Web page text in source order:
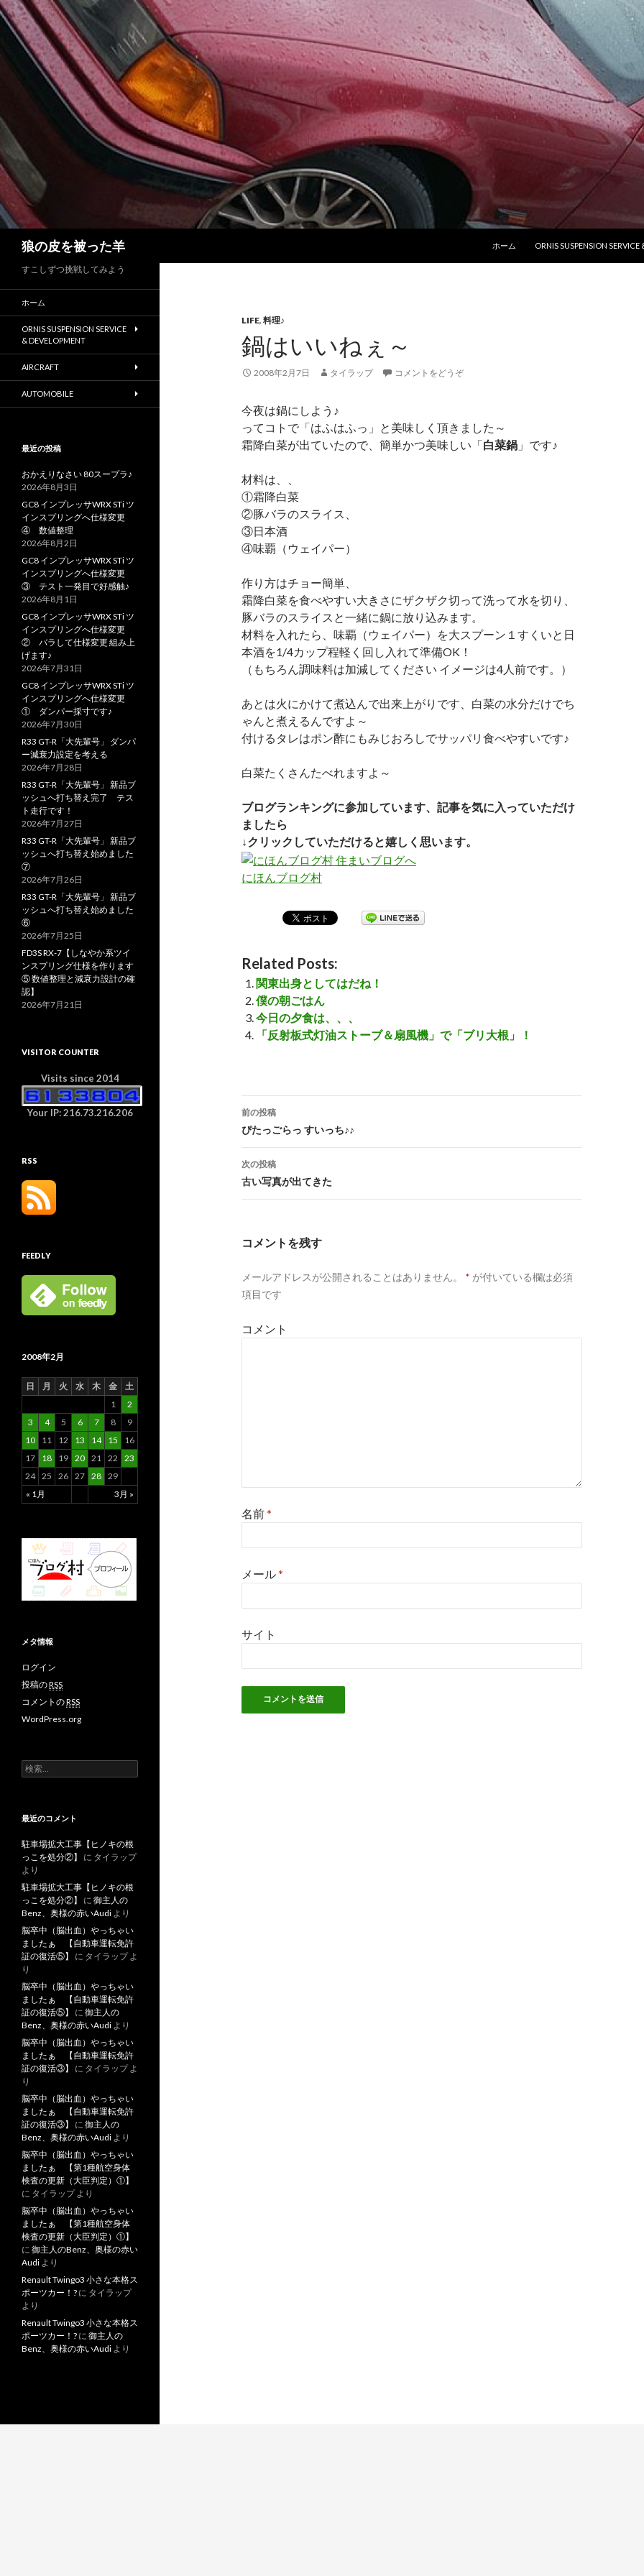
狼の皮を被った羊
ホーム
ORNIS SUSPENSION
LIFE, 料理♪
鍋はいいねぇ～
2008年2月7日 タイラップ コメントをどうぞ
今夜は鍋にしよう♪
ってコトで「はふはふっ」と美味しく頂きました～
霜降白菜が出ていたので、簡単かつ美味しい「白菜鍋 」です♪
材料は、、
①霜降白菜
②豚バラのスライス、
③日本酒
④味覇（ウェイパー）
作り方はチョー簡単、
霜降白菜を食べやすい大きさにザクザク切って洗って水を切り、
豚バラのスライスと一緒に鍋に放り込みます。
材料を入れたら、味覇（ウェイパー）を大スプーン１すくいと日
本酒を1/4カップ程軽く回し入れて準備OK！
（もちろん調味料は加減してください イメージは4人前です。）
あとは火にかけて煮込んで出来上がりです、白菜の水分だけでち
ゃんと煮えるんですよ～
付けるタレはポン酢にもみじおろしでサッパリ食べやすいです♪
白菜たくさんたべれますよ～
ブログランキングに参加しています、記事を気に入っていただけ
ましたら
↓クリックしていただけると嬉しく思います。
にほんブログ村
Related Posts:
関東出身としてはだね！
僕の朝ごはん
今日の夕食は、、、
「反射板式灯油ストーブ＆扇風機」で「ブリ大根」！
投
稿
ナ
ゲ
シ
ン
前の投稿
ぴたっごらっ すいっち♪♪
次の投稿
古い写真が出てきた
コメントを残す
メールアドレスが公開されることはありません。 * が付いている欄は必須
項目です
コメント
名前*
メール*
サイト
すこしずつ挑戦してみよう
ホーム
ORNIS SUSPENSION SERVICE
& DEVELOPMENT
AIRCRAFT
AUTOMOBILE
最近の投稿
おかえりなさい 80スープラ♪
2026年8月3日
GC8 インプレッサWRX STi ツ
インスプリングへ仕様変更
④ 数値整理
2026年8月2日
GC8 インプレッサWRX STi ツ
インスプリングへ仕様変更
③ テスト一発目で好感触♪
2026年8月1日
GC8 インプレッサWRX STi ツ
インスプリングへ仕様変更
② バラして仕様変更 組み上
げます♪
2026年7月31日
GC8 インプレッサWRX STi ツ
インスプリングへ仕様変更
① ダンパー採寸です♪
2026年7月30日
R33 GT-R「大先輩号」 ダンパ
ー減衰力設定を考える
2026年7月28日
R33 GT-R「大先輩号」 新品ブ
ッシュへ打ち替え完了 テス
ト走行です！
2026年7月27日
R33 GT-R「大先輩号」 新品ブ
ッシュへ打ち替え始めました
⑦
2026年7月26日
R33 GT-R「大先輩号」 新品ブ
ッシュへ打ち替え始めました
⑥
2026年7月25日
FD3S RX-7【しなやか系ツイ
ンスプリング仕様を作ります
⑤ 数値整理と減衰力設計の確
認】
2026年7月21日
VISITOR COUNTER
Visits since 2014
Your IP: 216.73.216.206
RSS
FEEDLY
2008年2月
日 月 火 水 木 金 土
« 1月 3月 »
1
2
3
4 5 6 7 8
9
10
11 12 13 14 15
16
17
18 19 20 21 22
23
24 25 26 27 28 29
メタ情報
ログイン
投稿のRSS
コメントのRSS
WordPress.org
検
索
最近のコメント
駐車場拡大工事【ヒノキの根
っこを処分②】
に タイラップ
より
駐車場拡大工事【ヒノキの根
っこを処分②】
に 御主人の
Benz、奥様の赤いAudi より
脳卒中（脳出血）やっちゃい
ましたぁ 【自動車運転免許
証の復活⑤】
に タイラップよ
り
脳卒中（脳出血）やっちゃい
ましたぁ 【自動車運転免許
証の復活⑤】
に 御主人の
Benz、奥様の赤いAudi より
脳卒中（脳出血）やっちゃい
ましたぁ 【自動車運転免許
証の復活③】
に タイラップよ
り
脳卒中（脳出血）やっちゃい
ましたぁ 【自動車運転免許
証の復活③】
に 御主人の
Benz、奥様の赤いAudi より
脳卒中（脳出血）やっちゃい
ましたぁ 【第1種航空身体
検査の更新（大臣判定）①】
に タイラップより
脳卒中（脳出血）やっちゃい
ましたぁ 【第1種航空身体
検査の更新（大臣判定）①】
に 御主人のBenz、奥様の赤い
Audi より
Renault Twingo3 小さな本格ス
ポーツカー！? に タイラップ
より
Renault Twingo3 小さな本格ス
ポーツカー！? に 御主人の
Benz、奥様の赤いAudi より